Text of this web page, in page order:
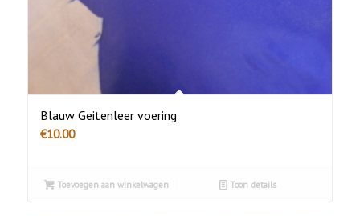
Blauw Geitenleer voering
€10.00
Toevoegen aan winkelwagen Toon details